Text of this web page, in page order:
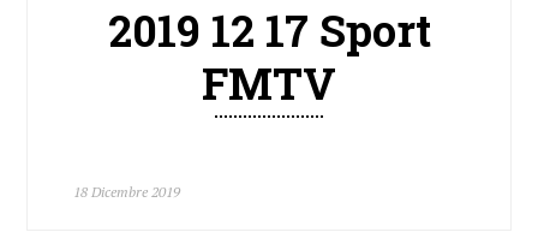
2019 12 17 Sport
FMTV
18 Dicembre 2019